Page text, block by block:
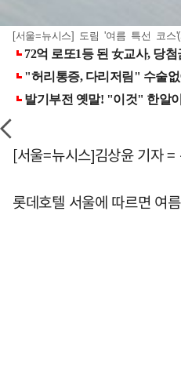
[서울=뉴시스] 도림 '여름 특선 코스
[서울=뉴시스]김상윤 기자
롯데호텔 서울에 따르면 여